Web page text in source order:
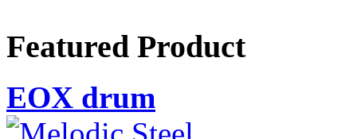
Featured Product
EOX drum